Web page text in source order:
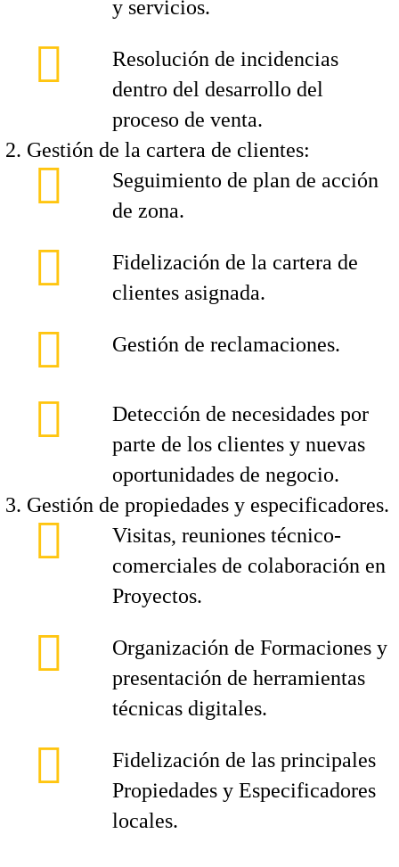
y servicios.
Resolución de incidencias
dentro del desarrollo del
proceso de venta.
Gestión de la cartera de clientes:
Seguimiento de plan de acción
de zona.
Fidelización de la cartera de
clientes asignada.
Gestión de reclamaciones.
Detección de necesidades por
parte de los clientes y nuevas
oportunidades de negocio.
Gestión de propiedades y especificadores.
Visitas, reuniones técnico-
comerciales de colaboración en
Proyectos.
Organización de Formaciones y
presentación de herramientas
técnicas digitales.
Fidelización de las principales
Propiedades y Especificadores
locales.